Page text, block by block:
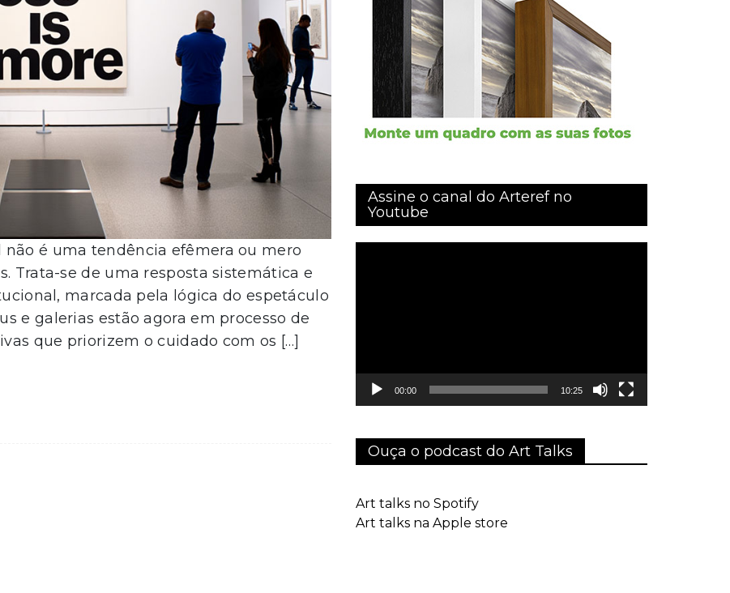
é uma tendência efêmera ou mero
Trata-se de uma resposta sistemática e
marcada pela lógica do espetáculo
e galerias estão agora em processo de
que priorizem o cuidado com os […]
Assine o canal do Arteref no
Youtube
00:00 10:25
Ouça o podcast do Art Talks
Art talks no Spotify
Art talks na Apple store